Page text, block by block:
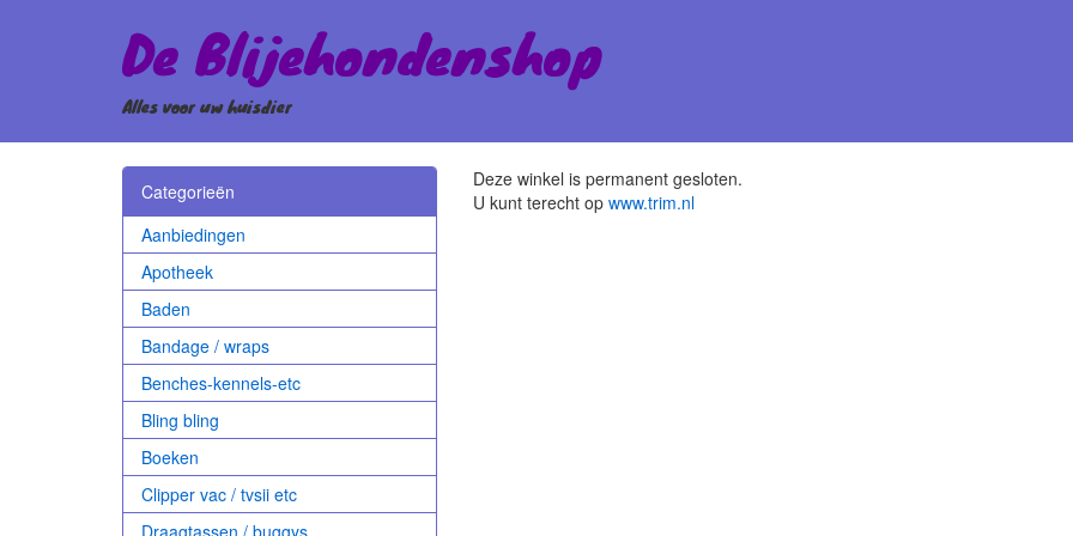
De Blijehondenshop
Alles voor uw huisdier
Categorieën
Aanbiedingen
Apotheek
Baden
Bandage / wraps
Benches-kennels-etc
Bling bling
Boeken
Clipper vac / tvsii etc
Draagtassen / buggys
Deze winkel is permanent gesloten.
U kunt terecht op www.trim.nl